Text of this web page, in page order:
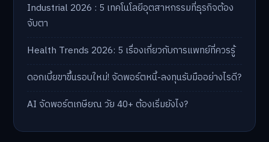
Industrial 2026 : 5 เทคโนโลยีอุตสาหกรรมที่ธุรกิจต้อง
จับตา
Health Trends 2026: 5 เรื่องเกี่ยวกับการแพทย์ที่ควรรู้
ดอกเบี้ยขาขึ้นรอบใหม่! จัดพอร์ตหนี้-ลงทุนรับมืออย่างไรดี?
AI จัดพอร์ตเกษียณ วัย 40+ ต้องเริ่มยังไง?